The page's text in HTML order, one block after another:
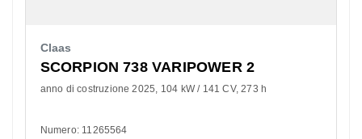
Claas
SCORPION 738 VARIPOWER 2
anno di costruzione 2025 104 kW / 141 CV 273 h
Numero: 11265564